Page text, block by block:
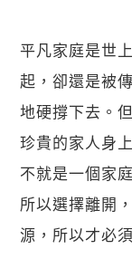
平凡家庭是世
起，卻還是被
地硬撐下去。
珍貴的家人身
不就是一個家
所以選擇離開
源，所以才必